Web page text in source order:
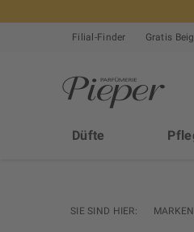
Filial-Finder Gratis
Düfte
SIE SIND HIER: MARKEN